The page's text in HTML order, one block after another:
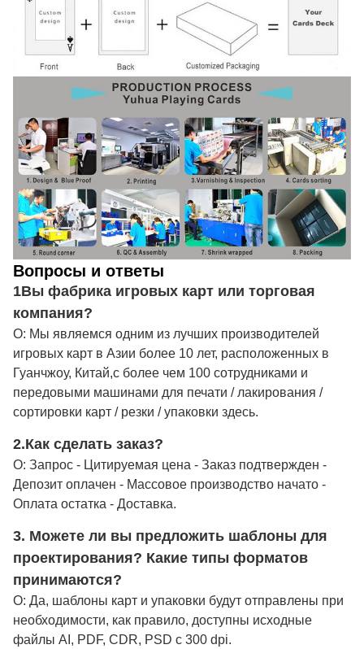
Вопросы и ответы
1Вы фабрика игровых карт или торговая
компания?
О: Мы являемся одним из лучших производителей
игровых карт в Азии более 10 лет, расположенных в
Гуанчжоу, Китай,с более чем 100 сотрудниками и
передовыми машинами для печати / лакирования /
сортировки карт / резки / упаковки здесь.
2.Как сделать заказ?
О: Запрос - Цитируемая цена - Заказ подтвержден -
Депозит оплачен - Массовое производство начато -
Оплата остатка - Доставка.
3. Можете ли вы предложить шаблоны для
проектирования? Какие типы форматов
принимаются?
О: Да, шаблоны карт и упаковки будут отправлены при
необходимости, как правило, доступны исходные
файлы AI, PDF, CDR, PSD с 300 dpi.